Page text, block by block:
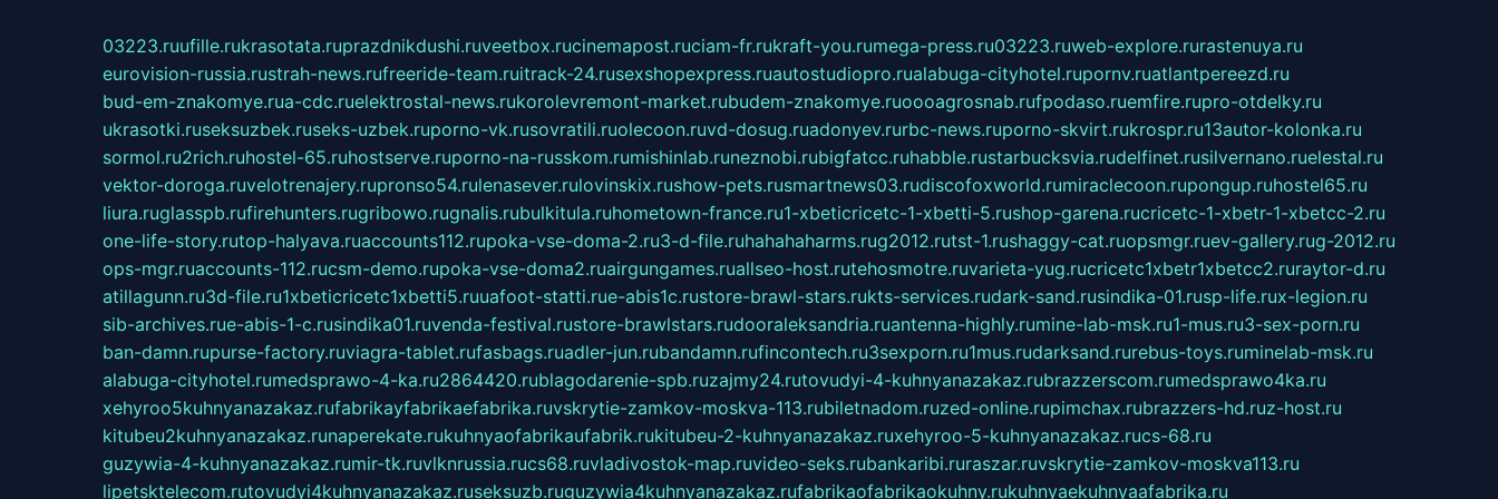
03223.ruufille.rukrasotata.ruprazdnikdushi.ruveetbox.rucinemapost.ruciam-fr.rukraft-you.rumega-press.ru03223.ruweb-explore.rurastenuya.ru
eurovision-russia.rustrah-news.rufreeride-team.ruitrack-24.rusexshopexpress.ruautostudiopro.rualabuga-cityhotel.rupornv.ruatlantpereezd.ru
bud-em-znakomye.rua-cdc.ruelektrostal-news.rukorolevremont-market.rubudem-znakomye.ruoooagrosnab.rufpodaso.ruemfire.rupro-otdelky.ru
ukrasotki.ruseksuzbek.ruseks-uzbek.ruporno-vk.rusovratili.ruolecoon.ruvd-dosug.ruadonyev.rurbc-news.ruporno-skvirt.rukrospr.ru13autor-kolonka.ru
sormol.ru2rich.ruhostel-65.ruhostserve.ruporno-na-russkom.rumishinlab.runeznobi.rubigfatcc.ruhabble.rustarbucksvia.rudelfinet.rusilvernano.ruelestal.ru
vektor-doroga.ruvelotrenajery.rupronso54.rulenasever.rulovinskix.rushow-pets.rusmartnews03.rudiscofoxworld.rumiraclecoon.rupongup.ruhostel65.ru
liura.ruglasspb.rufirehunters.rugribowo.rugnalis.rubulkitula.ruhometown-france.ru1-xbeticricetc-1-xbetti-5.rushop-garena.rucricetc-1-xbetr-1-xbetcc-2.ru
one-life-story.rutop-halyava.ruaccounts112.rupoka-vse-doma-2.ru3-d-file.ruhahahaharms.rug2012.rutst-1.rushaggy-cat.ruopsmgr.ruev-gallery.rug-2012.ru
ops-mgr.ruaccounts-112.rucsm-demo.rupoka-vse-doma2.ruairgungames.ruallseo-host.rutehosmotre.ruvarieta-yug.rucricetc1xbetr1xbetcc2.ruraytor-d.ru
atillagunn.ru3d-file.ru1xbeticricetc1xbetti5.ruuafoot-statti.rue-abis1c.rustore-brawl-stars.rukts-services.rudark-sand.rusindika-01.rusp-life.rux-legion.ru
sib-archives.rue-abis-1-c.rusindika01.ruvenda-festival.rustore-brawlstars.rudooraleksandria.ruantenna-highly.rumine-lab-msk.ru1-mus.ru3-sex-porn.ru
ban-damn.rupurse-factory.ruviagra-tablet.rufasbags.ruadler-jun.rubandamn.rufincontech.ru3sexporn.ru1mus.rudarksand.rurebus-toys.ruminelab-msk.ru
alabuga-cityhotel.rumedsprawo-4-ka.ru2864420.rublagodarenie-spb.ruzajmy24.rutovudyi-4-kuhnyanazakaz.rubrazzerscom.rumedsprawo4ka.ru
xehyroo5kuhnyanazakaz.rufabrikayfabrikaefabrika.ruvskrytie-zamkov-moskva-113.rubiletnadom.ruzed-online.rupimchax.rubrazzers-hd.ruz-host.ru
kitubeu2kuhnyanazakaz.runaperekate.rukuhnyaofabrikaufabrik.rukitubeu-2-kuhnyanazakaz.ruxehyroo-5-kuhnyanazakaz.rucs-68.ru
guzywia-4-kuhnyanazakaz.rumir-tk.ruvlknrussia.rucs68.ruvladivostok-map.ruvideo-seks.rubankaribi.ruraszar.ruvskrytie-zamkov-moskva113.ru
lipetsktelecom.rutovudyi4kuhnyanazakaz.ruseksuzb.ruguzywia4kuhnyanazakaz.rufabrikaofabrikaokuhny.rukuhnyaekuhnyaafabrika.ru